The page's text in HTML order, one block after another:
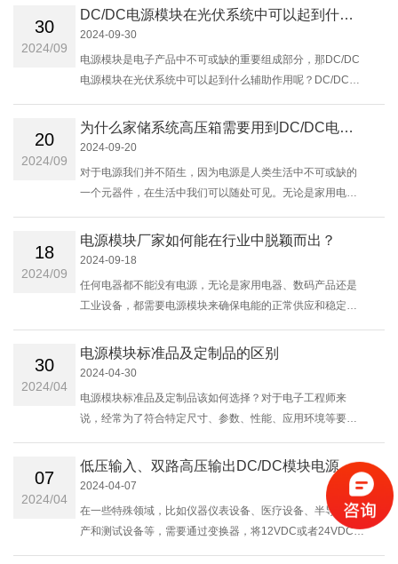
和稳定性。其中它的价格也是备受......
30
2024/09
DC/DC电源模块在光伏系统中可以起到什么样的辅助作用？
2024-09-30
电源模块是电子产品中不可或缺的重要组成部分，那DC/DC
电源模块在光伏系统中可以起到什么辅助作用呢？DC/DC电
率，稳定输出和提高系统效率。......
20
2024/09
为什么家储系统高压箱需要用到DC/DC电源模块？
2024-09-20
对于电源我们并不陌生，因为电源是人类生活中不可或缺的
一个元器件，在生活中我们可以随处可见。无论是家用电
正常供应和稳定输出。 回到我们今......
18
2024/09
电源模块厂家如何能在行业中脱颖而出？
2024-09-18
任何电器都不能没有电源，无论是家用电器、数码产品还是
工业设备，都需要电源模块来确保电能的正常供应和稳定输
首先我们应该站在用户的角度来......
30
2024/04
电源模块标准品及定制品的区别
2024-04-30
电源模块标准品及定制品该如何选择？对于电子工程师来
说，经常为了符合特定尺寸、参数、性能、应用环境等要求
块产品虽然具备供货周期快、现货充......
07
2024/04
低压输入、双路高压输出DC/DC模块电源
2024-04-07
在一些特殊领域，比如仪器仪表设备、医疗设备、半导体生
产和测试设备等，需要通过变换器，将12VDC或者24VDC的